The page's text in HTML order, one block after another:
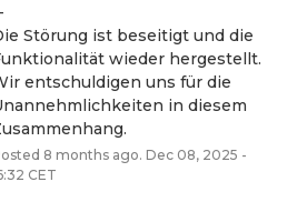
Störung ist beseitigt und die
wieder hergestellt.
entschuldigen uns für die
in diesem
8 months ago. Dec 08, 2025 -
CET